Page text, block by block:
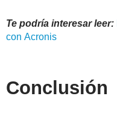
Te podría interesar leer:
con Acronis
Conclusión